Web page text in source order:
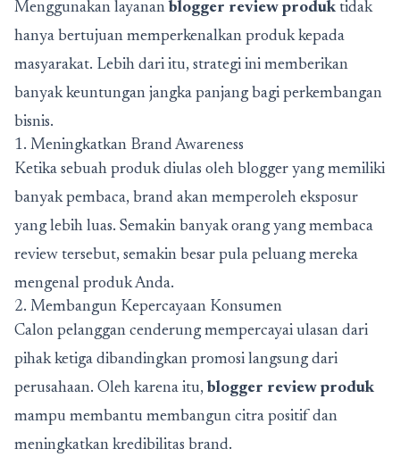
Menggunakan layanan blogger review produk tidak
hanya bertujuan memperkenalkan produk kepada
masyarakat. Lebih dari itu, strategi ini memberikan
banyak keuntungan jangka panjang bagi perkembangan
bisnis.
1. Meningkatkan Brand Awareness
Ketika sebuah produk diulas oleh blogger yang memiliki
banyak pembaca, brand akan memperoleh eksposur
yang lebih luas. Semakin banyak orang yang membaca
review tersebut, semakin besar pula peluang mereka
mengenal produk Anda.
2. Membangun Kepercayaan Konsumen
Calon pelanggan cenderung mempercayai ulasan dari
pihak ketiga dibandingkan promosi langsung dari
perusahaan. Oleh karena itu, blogger review produk
mampu membantu membangun citra positif dan
meningkatkan kredibilitas brand.